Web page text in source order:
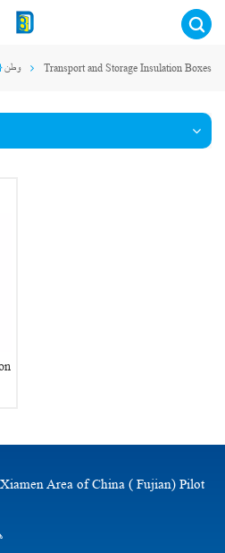
وطن Transport and Storage Insulation Boxes
Area of China ( Fujian) Pilot